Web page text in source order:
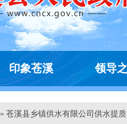
印象苍溪 领导
» 苍溪县乡镇供水有限公司供水提